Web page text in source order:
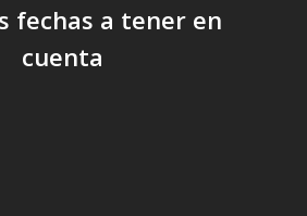
fechas a tener en
cuenta